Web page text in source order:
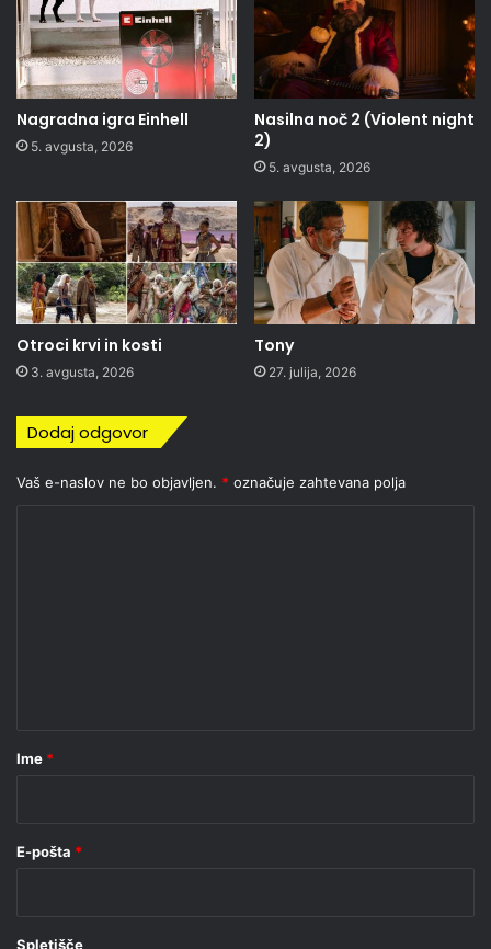
Nagradna igra Einhell
5. avgusta, 2026
Nasilna noč 2 (Violent night
2)
5. avgusta, 2026
Otroci krvi in kosti
3. avgusta, 2026
Tony
27. julija, 2026
Dodaj odgovor
Vaš e-naslov ne bo objavljen. * označuje zahtevana polja
r
Ime *
E-pošta *
Spletišče